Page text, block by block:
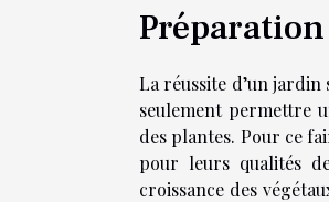
La réussite d’un
seulement permettre
des plantes. Pour ce
pour leurs qualités
croissance des